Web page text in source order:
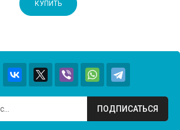
КУПИТЬ
ПОДПИСАТЬСЯ